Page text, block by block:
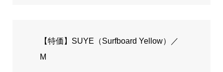
【特価】SUYE（Surfboard Yellow）／
M